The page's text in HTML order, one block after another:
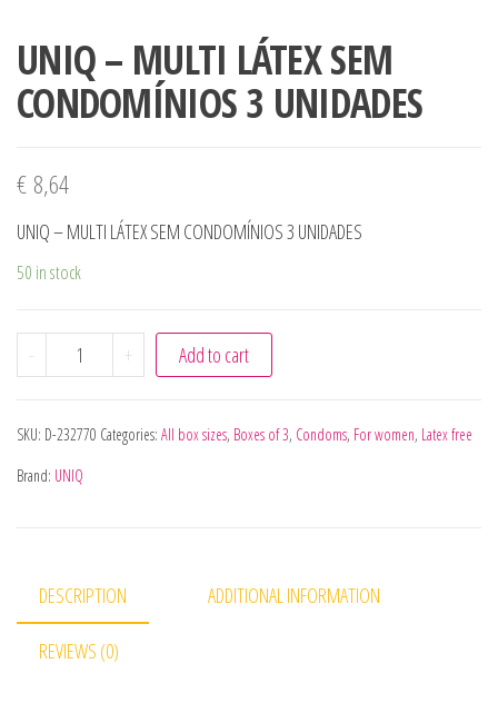
UNIQ – MULTI LÁTEX SEM
CONDOMÍNIOS 3 UNIDADES
€ 8,64
UNIQ – MULTI LÁTEX SEM CONDOMÍNIOS 3 UNIDADES
50 in stock
- UNIQ - MULTI LÁTEX SEM CONDOMÍNIOS 3 UNIDADES
+ Add to cart
SKU: D-232770 Categories: All box sizes, Boxes of 3, Condoms, For women, Latex free
Brand: UNIQ
DESCRIPTION ADDITIONAL INFORMATION
REVIEWS (0)